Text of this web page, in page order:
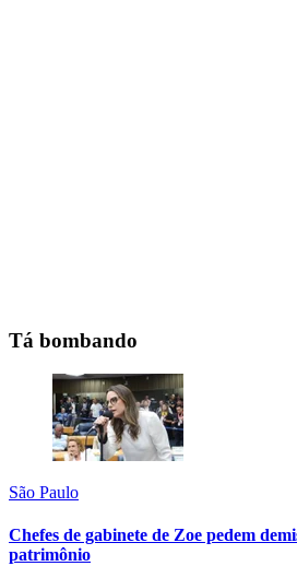
Tá bombando
São Paulo
Chefes de gabinete de Zoe pedem
patrimônio